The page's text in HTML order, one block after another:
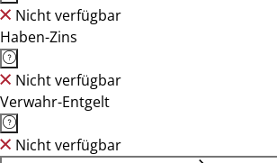
Nicht verfügbar
Haben-Zins
Nicht verfügbar
Verwahr-Entgelt
Nicht verfügbar